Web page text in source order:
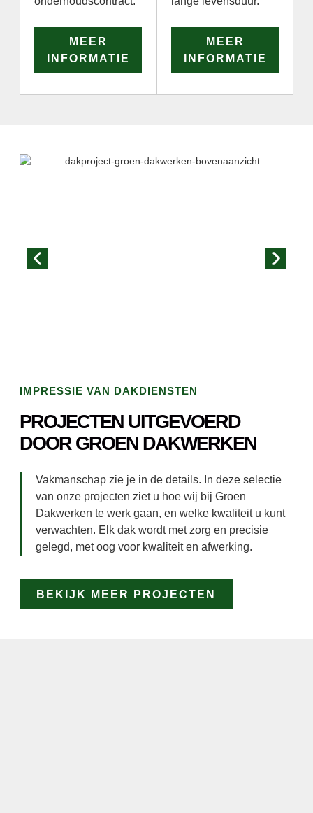
MEER
INFORMATIE
MEER
INFORMATIE
IMPRESSIE VAN DAKDIENSTEN
PROJECTEN UITGEVOERD
DOOR GROEN DAKWERKEN
Vakmanschap zie je in de details. In deze selectie
van onze projecten ziet u hoe wij bij Groen
Dakwerken te werk gaan, en welke kwaliteit u kunt
verwachten. Elk dak wordt met zorg en precisie
gelegd, met oog voor kwaliteit en afwerking.
BEKIJK MEER PROJECTEN